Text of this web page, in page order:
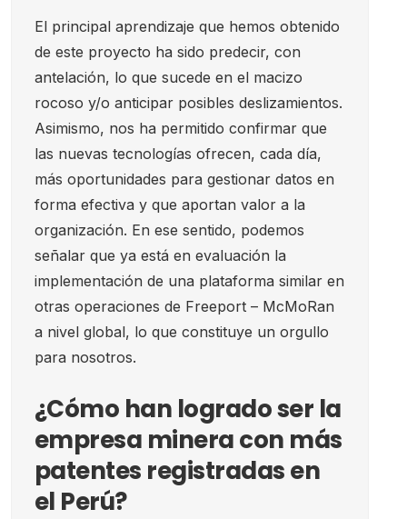
El principal aprendizaje que hemos obtenido
de este proyecto ha sido predecir, con
antelación, lo que sucede en el macizo
rocoso y/o anticipar posibles deslizamientos.
Asimismo, nos ha permitido confirmar que
las nuevas tecnologías ofrecen, cada día,
más oportunidades para gestionar datos en
forma efectiva y que aportan valor a la
organización. En ese sentido, podemos
señalar que ya está en evaluación la
implementación de una plataforma similar en
otras operaciones de Freeport – McMoRan
a nivel global, lo que constituye un orgullo
para nosotros.
¿Cómo han logrado ser la
empresa minera con más
patentes registradas en
el Perú?